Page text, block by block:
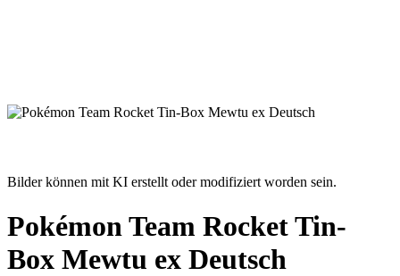
Bilder können mit KI erstellt oder modifiziert worden sein.
Pokémon Team Rocket Tin-
Box Mewtu ex Deutsch